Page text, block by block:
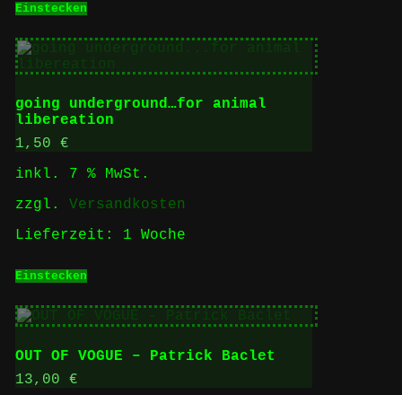
Einstecken
going underground…for animal
libereation
1,50 €
inkl. 7 % MwSt.
zzgl. Versandkosten
Lieferzeit: 1 Woche
Einstecken
OUT OF VOGUE – Patrick Baclet
13,00 €